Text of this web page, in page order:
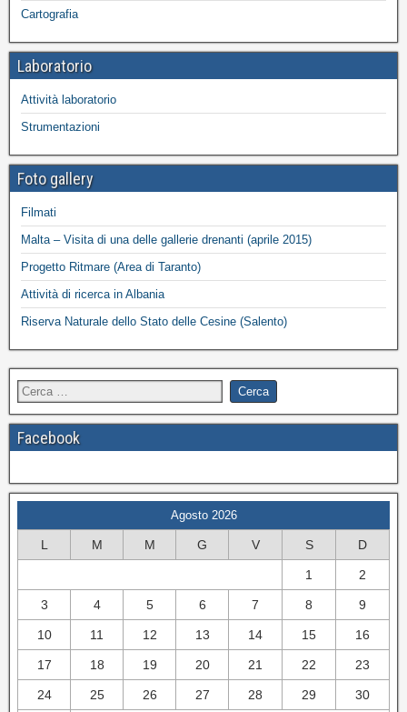
Cartografia
Laboratorio
Attività laboratorio
Strumentazioni
Foto gallery
Filmati
Malta – Visita di una delle gallerie drenanti (aprile 2015)
Progetto Ritmare (Area di Taranto)
Attività di ricerca in Albania
Riserva Naturale dello Stato delle Cesine (Salento)
Facebook
Agosto 2026
L M M G V S D
1 2
3 4 5 6 7 8 9
10 11 12 13 14 15 16
17 18 19 20 21 22 23
24 25 26 27 28 29 30